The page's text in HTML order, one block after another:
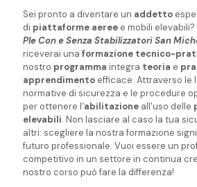
Sei pronto a diventare un addetto
di piattaforme aeree e mobili
Ple Con e Senza Stabilizzatori San
riceverai una formazione tecnico-
nostro programma integra teoria e
apprendimento efficace. Attraverso le
normative di sicurezza e le procedure
per ottenere l'abilitazione all'uso delle
elevabili. Non lasciare al caso la tua
altri: scegliere la nostra formazione
futuro professionale. Vuoi essere un
competitivo in un settore in continua
nostro corso può fare la differenza!